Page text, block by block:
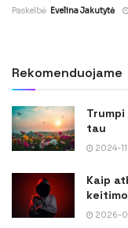
Paskelbė Evelina Jakutytė
Rekomenduojame
tau
2024-
Kaip
2026-